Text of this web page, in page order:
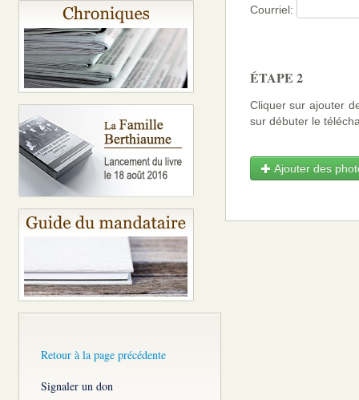
Retour à la page précédente
Signaler un don
Courriel:
ÉTAPE 2
Cliquer sur ajouter
sur débuter le
Ajouter des